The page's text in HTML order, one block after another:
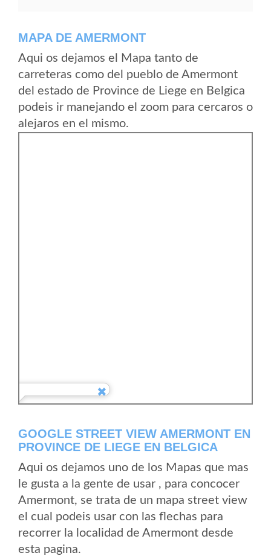
MAPA DE AMERMONT
Aqui os dejamos el Mapa tanto de
carreteras como del pueblo de Amermont
del estado de Province de Liege en Belgica
podeis ir manejando el zoom para cercaros o
alejaros en el mismo.
GOOGLE STREET VIEW AMERMONT EN
PROVINCE DE LIEGE EN BELGICA
Aqui os dejamos uno de los Mapas que mas
le gusta a la gente de usar , para concocer
Amermont, se trata de un mapa street view
el cual podeis usar con las flechas para
recorrer la localidad de Amermont desde
esta pagina.